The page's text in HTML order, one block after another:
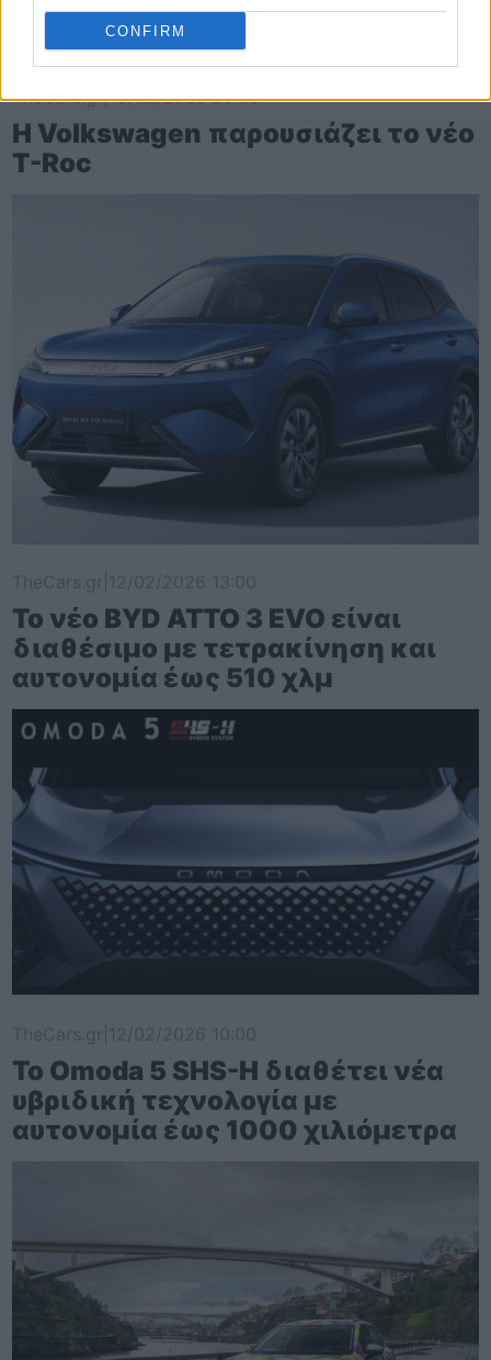
CONFIRM
TheCars.gr|16/02/2026 20:00
Η Volkswagen παρουσιάζει το νέο
T-Roc
Το νέο BYD ATTO 3 EVO είναι
διαθέσιμο με τετρακίνηση και
αυτονομία έως 510 χλμ
Το Omoda 5 SHS-H διαθέτει νέα
υβριδική τεχνολογία με
αυτονομία έως 1000 χιλιόμετρα